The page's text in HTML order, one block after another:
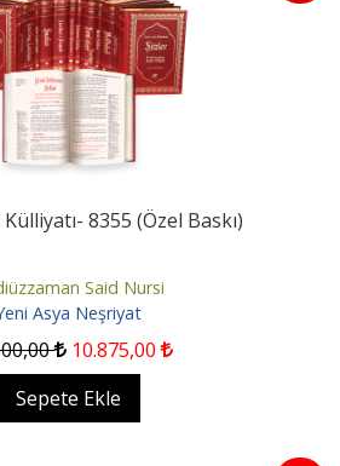
8355 (Özel Baskı)
Said Nursi
Asya Neşriyat
,00 10.875,00
Sepete Ekle